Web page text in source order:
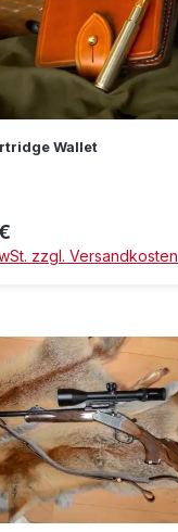
Wallet
zzgl. Versandkosten